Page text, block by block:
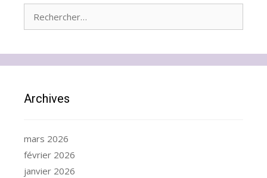
Archives
mars 2026
février 2026
janvier 2026